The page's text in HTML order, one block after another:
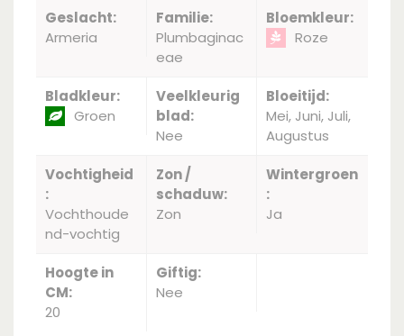
Geslacht:
Armeria
Familie:
Plumbaginac
eae
Bloemkleur:
Roze
Bladkleur:
Groen
Veelkleurig
blad:
Nee
Bloeitijd:
Mei, Juni, Juli,
Augustus
Vochtigheid
:
Vochthoude
nd-vochtig
Zon /
schaduw:
Zon
Wintergroen
:
Ja
Hoogte in
CM:
20
Giftig:
Nee